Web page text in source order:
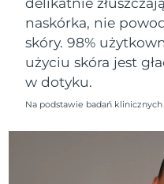
naskórka, nie
skóry. 98%
użyciu skóra jest
w dotyku.
Na podstawie badań
Republika
Południowej Afryki
Korea Południowa